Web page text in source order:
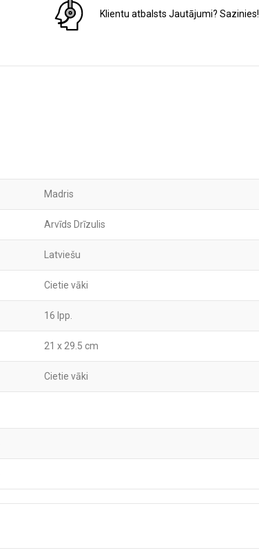
Klientu atbalsts Jautājumi? Sazinies!
Madris
Arvīds Drīzulis
Latviešu
Cietie vāki
16 lpp.
21 x 29.5 cm
Cietie vāki